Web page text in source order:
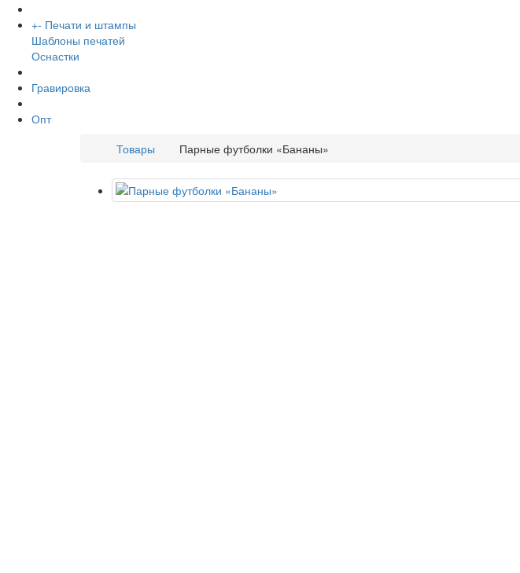
+- Печати и штампы
Шаблоны печатей
Оснастки
Гравировка
Опт
Товары
Парные футболки «Бананы»